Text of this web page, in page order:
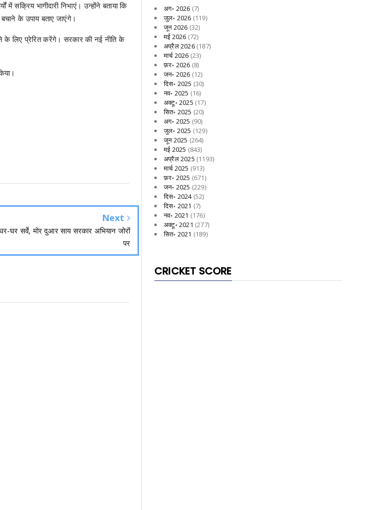
सक्रिय भागीदारी निभाएं। उन्होंने बताया कि
के उपाय बताए जाएंगे।
के लिए प्रेरित करेंगे। सरकार की नई नीति के
Next
घर सर्वे, मोर दुआर साय सरकार अभियान जोरों
पर
अग॰ 2026 (7)
जुल॰ 2026 (119)
जून 2026 (32)
मई 2026 (72)
अप्रैल 2026(187)
मार्च 2026 (23)
फ़र॰ 2026 (8)
जन॰ 2026 (12)
दिस॰ 2025 (30)
नव॰ 2025 (16)
अक्टू॰ 2025 (17)
सित॰ 2025 (20)
अग॰ 2025 (90)
जुल॰ 2025 (129)
जून 2025 (264)
मई 2025 (843)
अप्रैल 2025 (1193)
मार्च 2025 (913)
फ़र॰ 2025 (671)
जन॰ 2025 (229)
दिस॰ 2024(52)
दिस॰ 2021 (7)
नव॰ 2021 (176)
अक्टू॰ 2021 (277)
सित॰ 2021 (189)
CRICKET SCORE